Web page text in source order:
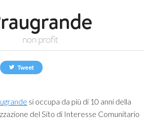
non profit
Tweet
si occupa da più di 10 anni della
del Sito di Interesse Comunitario